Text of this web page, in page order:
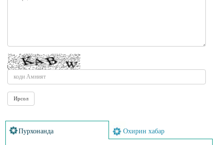
Пурхонанда Охирин хабар